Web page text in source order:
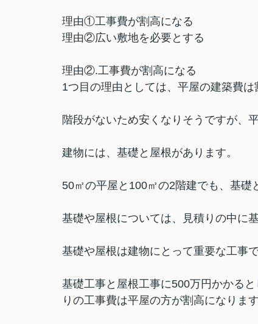
理由①工事費が割高になる
理由②広い敷地を必要とする
理由②.工事費が割高になる
1つ目の理由としては、平屋の建築費は
階段がないため安くなりそうですが、
建物には、基礎と屋根があります。
50㎡の平屋と100㎡の2階建でも、基礎
基礎や屋根については、見積りの中に
基礎や屋根は建物にとって重要な工事
基礎工事と屋根工事に500万円かかる
りの工事費は平屋の方が割高になりま